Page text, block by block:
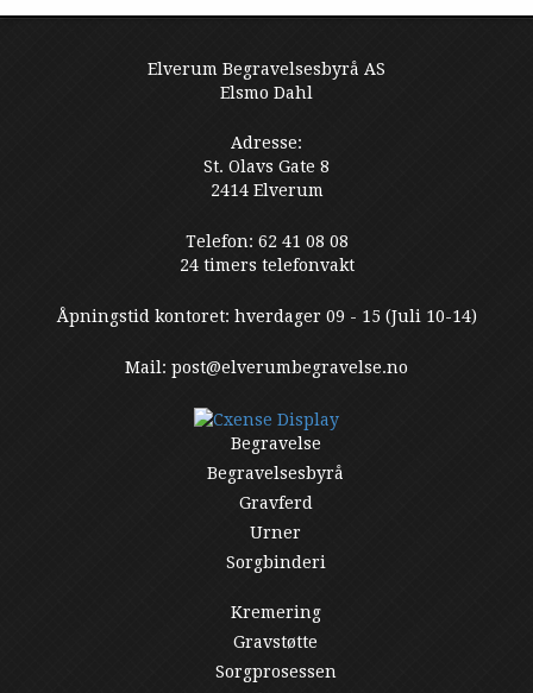
Elverum Begravelsesbyrå AS
Elsmo Dahl
Adresse:
St. Olavs Gate 8
2414 Elverum
Telefon: 62 41 08 08
24 timers telefonvakt
Åpningstid kontoret: hverdager 09 - 15 (Juli 10-14)
Mail: post@elverumbegravelse.no
Begravelse
Begravelsesbyrå
Gravferd
Urner
Sorgbinderi
Kremering
Gravstøtte
Sorgprosessen